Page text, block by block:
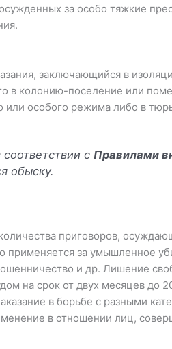
за особо тяжкие
заключающийся в
в колонию-поселение или
или особого режима либо в
с Правилами
обыску.
приговоров,
за умышленное
и др. Лишение
на срок от двух месяцев до
в борьбе с разными
в отношении лиц,